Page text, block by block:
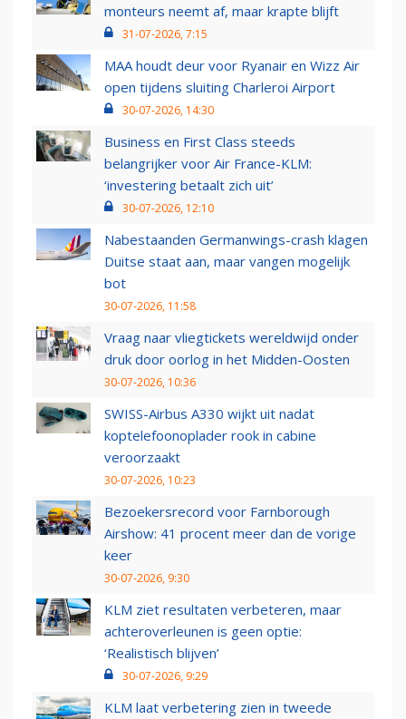
monteurs neemt af, maar krapte blijft
31-07-2026, 7:15
MAA houdt deur voor Ryanair en Wizz Air
open tijdens sluiting Charleroi Airport
30-07-2026, 14:30
Business en First Class steeds
belangrijker voor Air France-KLM:
‘investering betaalt zich uit’
30-07-2026, 12:10
Nabestaanden Germanwings-crash klagen
Duitse staat aan, maar vangen mogelijk
bot
30-07-2026, 11:58
Vraag naar vliegtickets wereldwijd onder
druk door oorlog in het Midden-Oosten
30-07-2026, 10:36
SWISS-Airbus A330 wijkt uit nadat
koptelefoonoplader rook in cabine
veroorzaakt
30-07-2026, 10:23
Bezoekersrecord voor Farnborough
Airshow: 41 procent meer dan de vorige
keer
30-07-2026, 9:30
KLM ziet resultaten verbeteren, maar
achteroverleunen is geen optie:
‘Realistisch blijven’
30-07-2026, 9:29
KLM laat verbetering zien in tweede